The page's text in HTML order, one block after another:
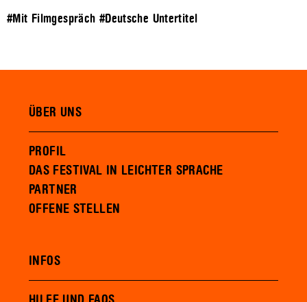
#Mit Filmgespräch #Deutsche Untertitel
ÜBER UNS
PROFIL
DAS FESTIVAL IN LEICHTER SPRACHE
PARTNER
OFFENE STELLEN
INFOS